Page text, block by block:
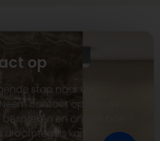
op
stap naar uw
contact op om uw
en ontdek hoe
droomtegels kan